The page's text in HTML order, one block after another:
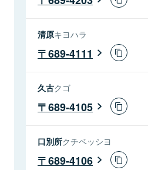
清原キヨハラ
689-4111
久古クゴ
689-4105
口別所クチベッシヨ
689-4106